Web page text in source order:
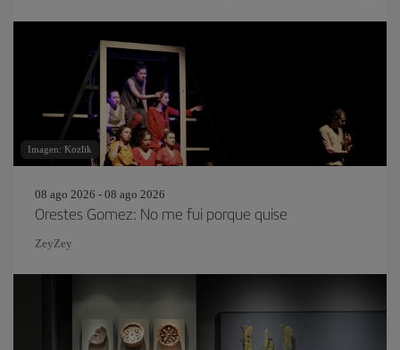
Imagen: Kozlik
08 ago 2026 - 08 ago 2026
Orestes Gomez: No me fui porque quise
ZeyZey